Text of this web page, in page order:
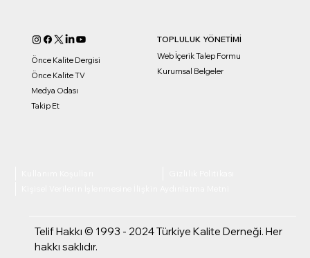
Telif Hakkı © 1993 - 2024 Türkiye Kalite Derneği. Her
hakkı saklıdır.
TOPLULUK YÖNETİMİ
Web İçerik Talep Formu
Kurumsal Belgeler
Önce Kalite Dergisi
Önce Kalite TV
Medya Odası
Takip Et